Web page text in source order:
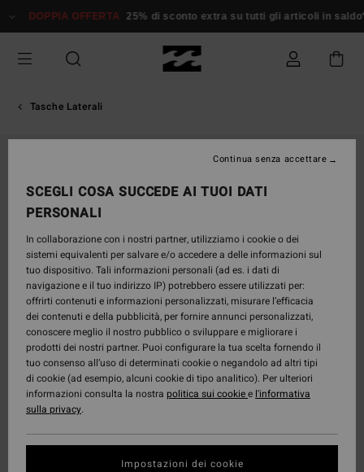
alle
prodotto
DOPPIA OFFERTA 25% di sconto extra su tutti gli articoli in saldo*
Tasche Laterali
SCEGLI COSA SUCCEDE AI TUOI DATI
PERSONALI
In collaborazione con i nostri partner, utilizziamo i cookie o dei
sistemi equivalenti per salvare e/o accedere a delle informazioni sul
tuo dispositivo. Tali informazioni personali (ad es. i dati di
navigazione e il tuo indirizzo IP) potrebbero essere utilizzati per:
offrirti contenuti e informazioni personalizzati, misurare l’efficacia
dei contenuti e della pubblicità, per fornire annunci personalizzati,
conoscere meglio il nostro pubblico o sviluppare e migliorare i
prodotti dei nostri partner. Puoi configurare la tua scelta fornendo il
tuo consenso all’uso di determinati cookie o negandolo ad altri tipi
di cookie (ad esempio, alcuni cookie di tipo analitico). Per ulteriori
informazioni consulta la nostra politica sui cookiee l'informativa
sulla privacy.
Impostazioni dei cookie
Continua senza accettare